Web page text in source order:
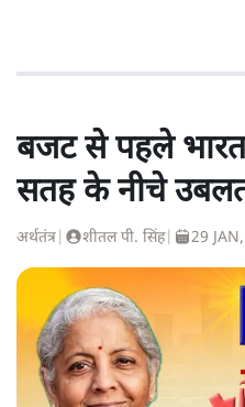
बजट से पहले भारत
सतह के नीचे
अर्थतंत्र शीतल पी. सिंह| 29